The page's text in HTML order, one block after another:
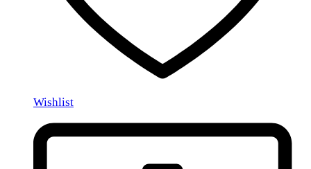
Wishlist